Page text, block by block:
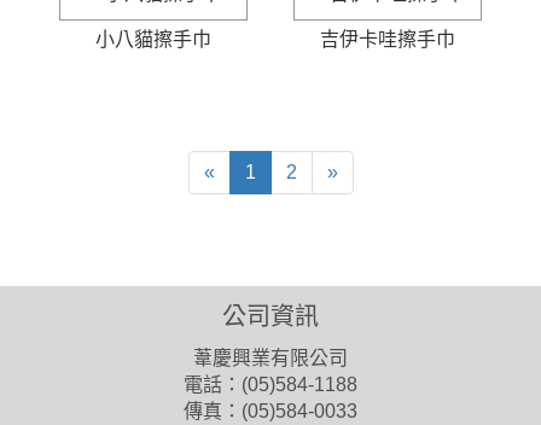
小八貓擦手巾 吉伊卡哇擦手巾
« 1 2 »
公司資訊
葦慶興業有限公司
電話：(05)584-1188
傳真：(05)584-0033